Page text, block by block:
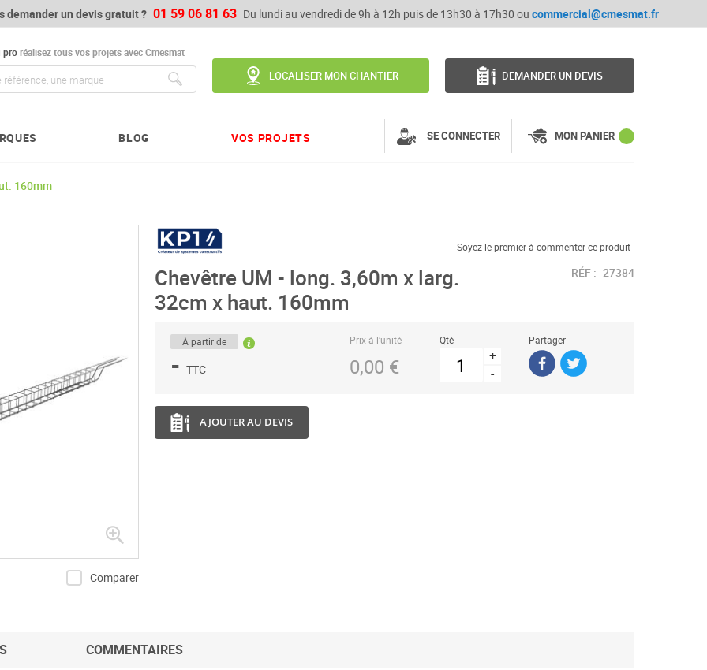
demander un devis gratuit ? 01 59 06 81 63 Du lundi au vendredi de 9h à 12h puis de 13h30 à 17h30 ou commercial@cmesmat.fr
proréalisez tous vos projets avec Cmesmat
LOCALISER MON CHANTIER DEMANDER UN DEVIS
BLOG VOS PROJETS SE CONNECTER MON PANIER
160mm
Comparer
Soyez le premier à commenter ce produit
Chevêtre UM - long. 3,60m x larg.
32cm x haut. 160mm
RÉF : 27384
À partir de
- TTC
Prix à l’unité
0,00 €
Qté
+
-
Partager
AJOUTER AU DEVIS
COMMENTAIRES